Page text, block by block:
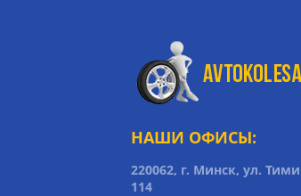
НАШИ ОФИСЫ:
220062, г. Минск, ул.
114